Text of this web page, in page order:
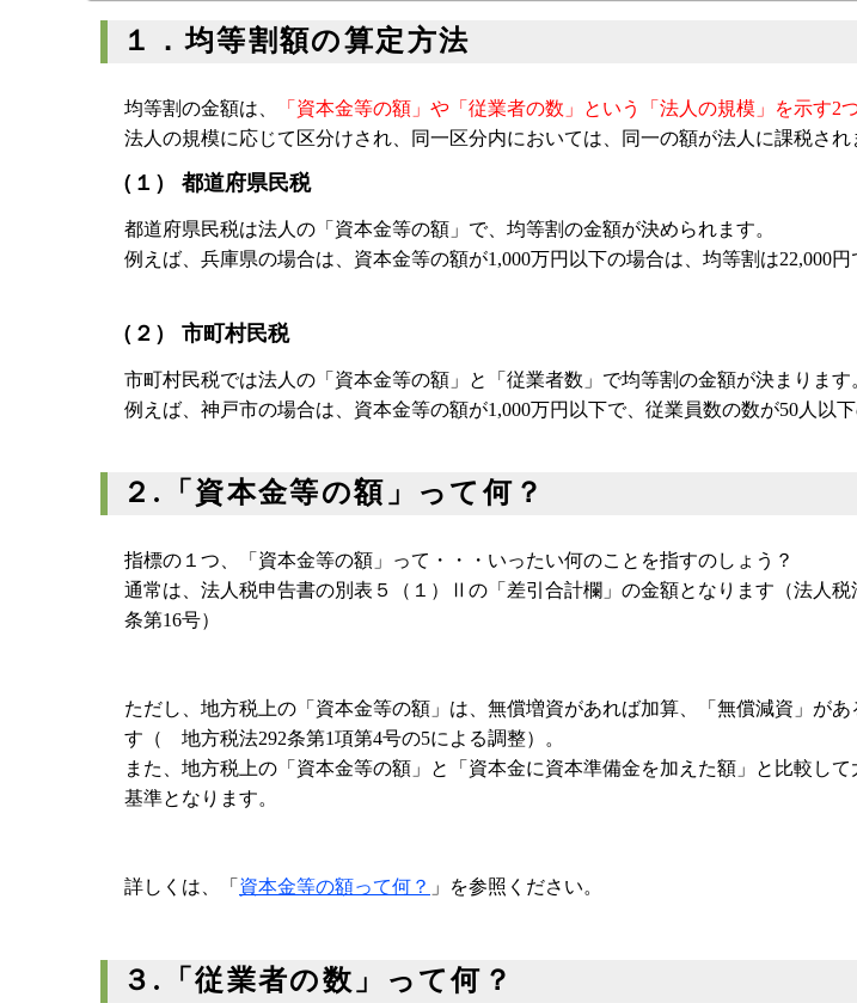
１．均等割額の算定方法
均等割の金額は、 「資本金等の額」や「従業者の数」という「法人の規模」を示す2
法人の規模に応じて区分けされ、同一区分内においては、同一の額が法人に課税され
（１） 都道府県民税
都道府県民税は法人の「資本金等の額」で、均等割の金額が決められます。
例えば、兵庫県の場合は、資本金等の額が1,000万円以下の場合は、均等割は22,000円
（２） 市町村民税
市町村民税では法人の「資本金等の額」と「従業者数」で均等割の金額が決まります
例えば、神戸市の場合は、資本金等の額が1,000万円以下で、従業員数の数が50人以下
２.「資本金等の額」って何？
指標の１つ、「資本金等の額」って・・・いったい何のことを指すのしょう？
通常は、法人税申告書の別表５（１）Ⅱの「差引合計欄」の金額となります（法人
条第16号）
ただし、地方税上の「資本金等の額」は、無償増資があれば加算、「無償減資」が
す（ 地方税法292条第1項第4号の5による調整）。
また、地方税上の「資本金等の額」と「資本金に資本準備金を加えた額」と比較し
基準となります。
詳しくは、「 資本金等の額って何？ 」を参照ください。
３.「従業者の数」って何？